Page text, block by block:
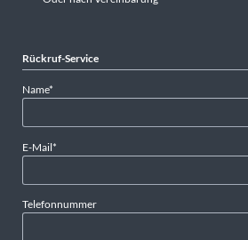
Rückruf-Service
Pflichtfeld
Name*
Pflichtfeld
E-Mail*
Telefonnummer